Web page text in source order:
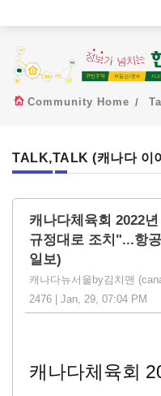
Community Home
TALK,TALK (캐나다 이
캐나다체육회 2022
규정대로 조치"...항
일보)
캐나다뉴서울by김치맨
2476 | Jan, 29, 07:04 PM
캐나다체육회